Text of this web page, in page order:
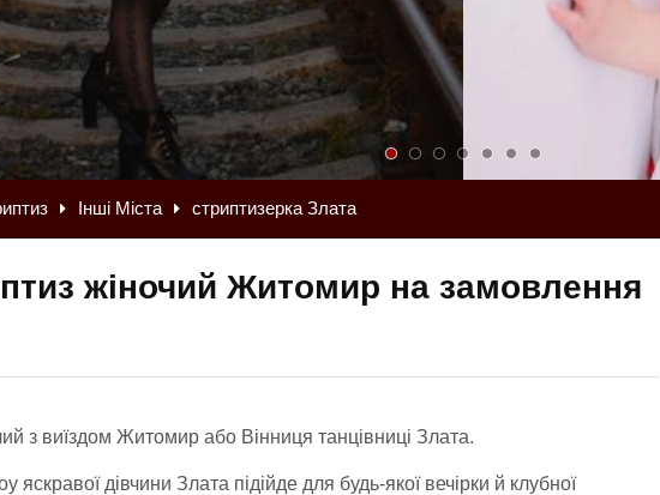
Інші Міста стриптизерка Злата
жіночий Житомир на замовлення
з виїздом Житомир або Вінниця танцівниці Злата.
яскравої дівчини Злата підійде для будь-якої вечірки й клубної